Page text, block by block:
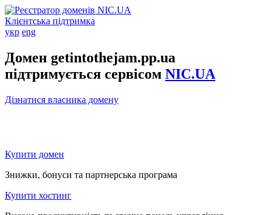
Клієнтська підтримка
укр eng
Домен getintothejam.pp.ua
підтримується сервісом NIC.UA
Дізнатися власника домену
Купити домен
Знижки, бонуси та партнерська програма
Купити хостинг